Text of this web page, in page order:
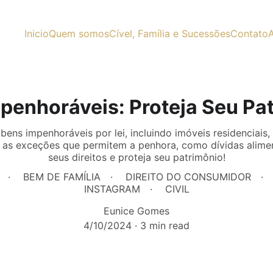
InicioQuem somosCível, Família e SucessõesContato
Proteja Seu
impenhoráveis por lei, incluindo imóveis
exceções que permitem a penhora, como dívidas
seus direitos e proteja seu patrimônio!
BEM DE FAMÍLIA
DIREITO DO CONSUMIDOR
INSTAGRAM
CIVIL
Eunice Gomes
4/10/2024
3 min read